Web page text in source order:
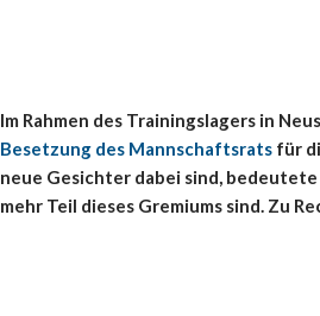
Im Rahmen des Trainingslagers in
Besetzung des Mannschaftsrats für
neue Gesichter dabei sind, bedeutete
mehr Teil dieses Gremiums sind. Zu